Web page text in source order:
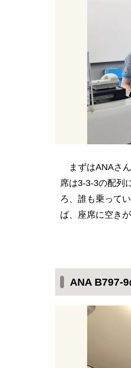
まずはANAさ
席は3-3-3の配列
ろ、誰も乗って
ば、座席に空き
ANA B797-